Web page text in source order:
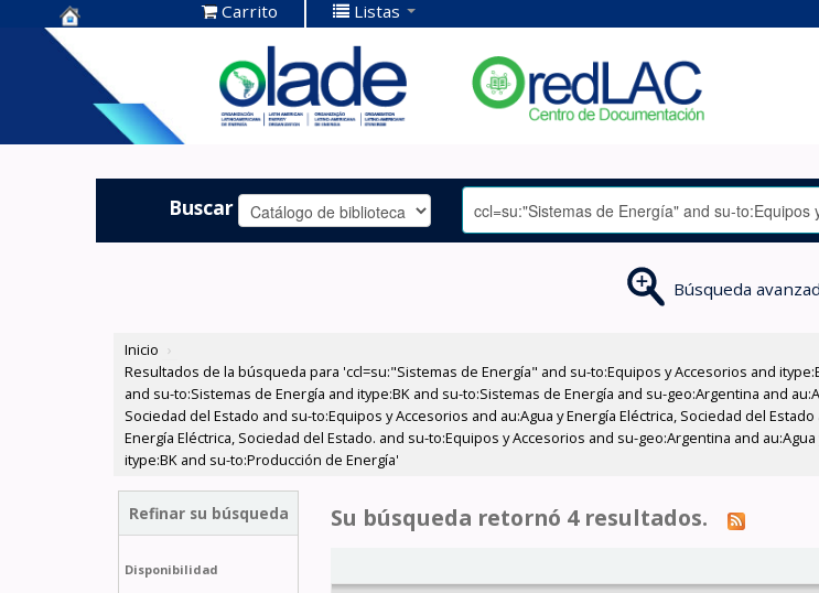
Centro de
Documentación
OLADE -
Carrito Listas
Buscar
Búsqueda
Inicio ›
Resultados de la búsqueda para 'ccl=su:"Sistemas de Energía" and su-to:Equipos y Accesorios and
and su-to:Sistemas de Energía and itype:BK and su-to:Sistemas de Energía and su-geo:Argentina and
Sociedad del Estado and su-to:Equipos y Accesorios and au:Agua y Energía Eléctrica, Sociedad del
Energía Eléctrica, Sociedad del Estado. and su-to:Equipos y Accesorios and su-geo:Argentina and
itype:BK and su-to:Producción de Energía'
Refinar su búsqueda
Disponibilidad
Su búsqueda retornó 4 resultados.